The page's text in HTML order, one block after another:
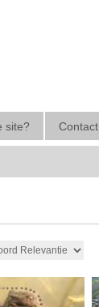
site? Contact